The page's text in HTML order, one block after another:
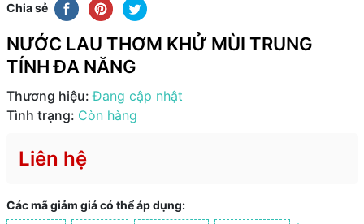
Chia sẻ
NƯỚC LAU THƠM KHỬ MÙI TRUNG
TÍNH ĐA NĂNG
Thương hiệu: Đang cập nhật
Tình trạng: Còn hàng
Liên hệ
Các mã giảm giá có thể áp dụng: